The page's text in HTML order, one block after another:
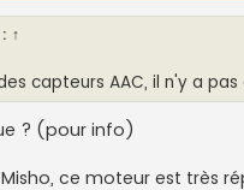
↑
capteurs AAC, il n'y a pas
? (pour info)
ce moteur est très